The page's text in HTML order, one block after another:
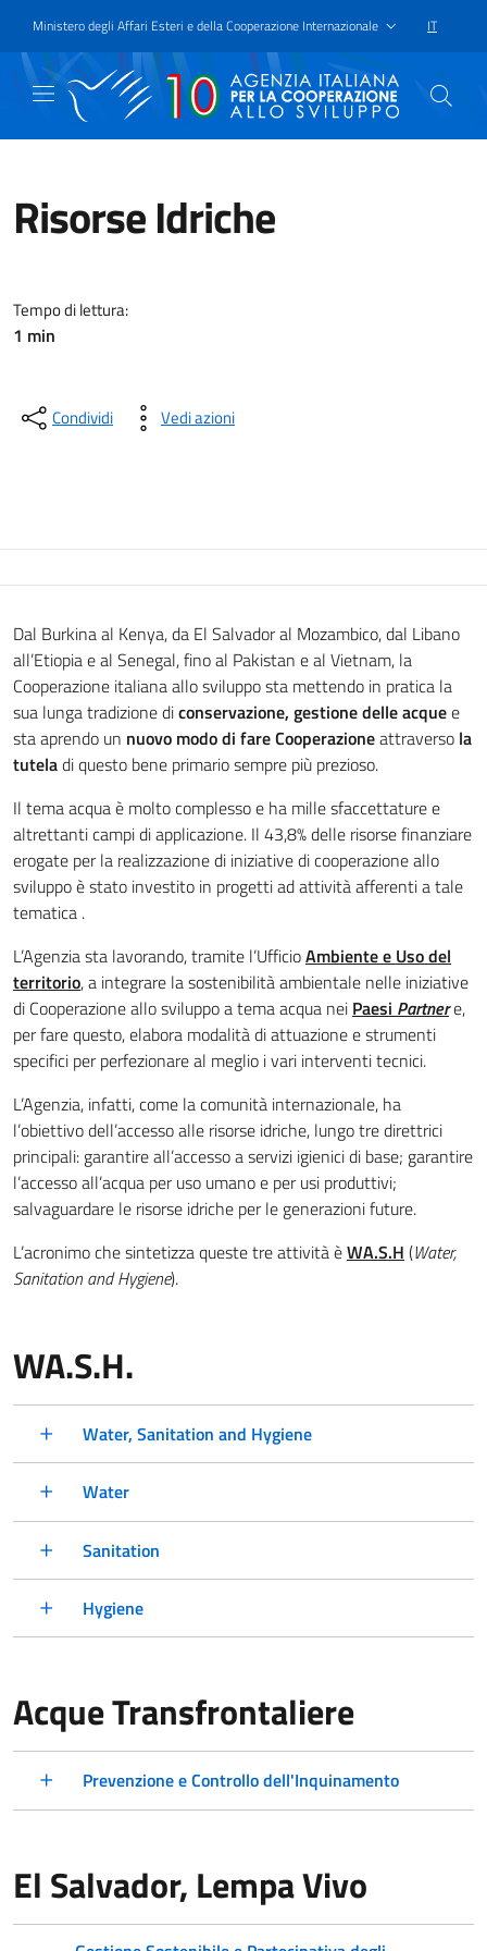
Ministero degli Affari Esteri e della Cooperazione Internazionale IT
Risorse Idriche
Tempo di lettura:
1 min
Condividi Vedi azioni
Dal Burkina al Kenya, da El Salvador al Mozambico, dal Libano
all’Etiopia e al Senegal, fino al Pakistan e al Vietnam, la
Cooperazione italiana allo sviluppo sta mettendo in pratica la
sua lunga tradizione diconservazione, gestione delle acquee
sta aprendo un nuovo modo di fare Cooperazioneattraverso la
tuteladi questo bene primario sempre più prezioso.
Il tema acqua è molto complesso e ha mille sfaccettature e
altrettanti campi di applicazione. Il 43,8% delle risorse finanziare
erogate per la realizzazione di iniziative di cooperazione allo
sviluppo è stato investito in progetti ad attività afferenti a tale
tematica .
L’Agenzia sta lavorando, tramite l’UfficioAmbiente e Uso del
territorio, a integrare la sostenibilità ambientale nelle iniziative
di Cooperazione allo sviluppo a tema acqua nei Paesi Partnere,
per fare questo, elabora modalità di attuazione e strumenti
specifici per perfezionare al meglio i vari interventi tecnici.
L’Agenzia, infatti, come la comunità internazionale, ha
l’obiettivo dell’accesso alle risorse idriche, lungo tre direttrici
principali: garantire all’accesso a servizi igienici di base; garantire
l’accesso all’acqua per uso umano e per usi produttivi;
salvaguardare le risorse idriche per le generazioni future.
L’acronimo che sintetizza queste tre attività èWA.S.H (Water,
Sanitation and Hygiene).
WA.S.H.
Water, Sanitation and Hygiene
Water
Sanitation
Hygiene
Acque Transfrontaliere
Prevenzione e Controllo dell'Inquinamento
El Salvador, Lempa Vivo